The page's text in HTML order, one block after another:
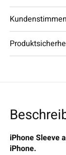
Kundenstimmen
iPhone Sleeve
iPhone.